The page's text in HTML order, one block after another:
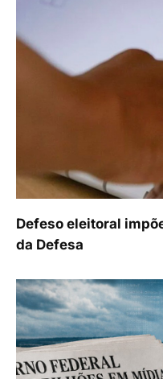
Defeso eleitoral
da Defesa